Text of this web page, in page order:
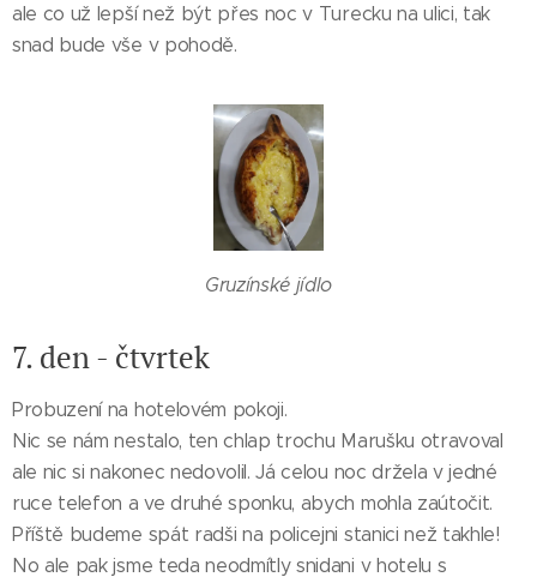
ale co už lepší než být přes noc v Turecku na ulici, tak
snad bude vše v pohodě.
Gruzínské jídlo
7. den - čtvrtek
Probuzení na hotelovém pokoji.
Nic se nám nestalo, ten chlap trochu Marušku otravoval
ale nic si nakonec nedovolil. Já celou noc držela v jedné
ruce telefon a ve druhé sponku, abych mohla zaútočit.
Příště budeme spát radši na policejni stanici než takhle!
No ale pak jsme teda neodmítly snidani v hotelu s